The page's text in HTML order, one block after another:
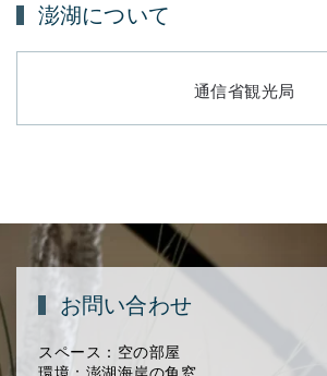
澎湖について
通信省観光局
お問い合わせ
スペース：空の部屋